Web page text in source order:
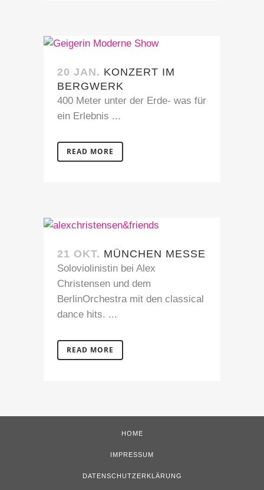
20 JAN. KONZERT IM
BERGWERK
400 Meter unter der Erde- was für
ein Erlebnis ...
READ MORE
21 OKT. MÜNCHEN MESSE
Soloviolinistin bei Alex
Christensen und dem
BerlinOrchestra mit den classical
dance hits. ...
READ MORE
HOME
IMPRESSUM
DATENSCHUTZERKLÄRUNG